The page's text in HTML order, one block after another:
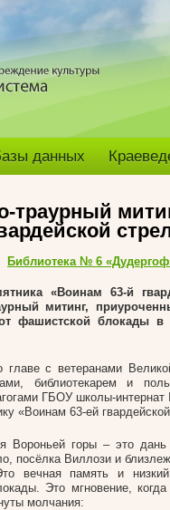
данных
траурный
Библиотека № 6
«Воинам 63-й
митинг,
фашистской блокады в
с ветеранами
библиотекарем и
ГБОУ школы-
«Воинам 63-ей
Вороньей горы – это дань
посёлка Виллози и
вечная память и низкий
Это мгновение,
молчания: